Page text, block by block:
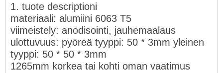
1. tuote descriptioni
materiaali: alumiini 6063 T5
viimeistely: anodisointi, jauhemaalaus
ulottuvuus: pyöreä tyyppi: 50 * 3mm yleinen
tyyppi: 50 * 50 * 3mm
1265mm korkea tai kohti oman vaatimus